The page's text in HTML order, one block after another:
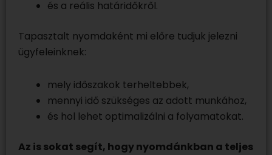
és a reális határidőkről.
Tapasztalt nyomdaként mi előre tudjuk jelezni
ügyfeleinknek:
mely időszakok terheltebbek,
mennyi idő szükséges az adott munkához,
és hol lehet optimalizálni a folyamatokat.
Az is sokat segít, hogy nyomdánkban a teljes